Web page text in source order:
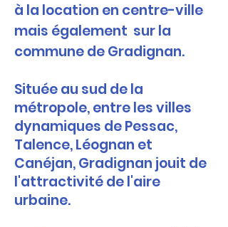
à la location en centre-ville
mais également sur la
commune de Gradignan.
Située au sud de la
métropole, entre les villes
dynamiques de Pessac,
Talence, Léognan et
Canéjan, Gradignan jouit de
l'attractivité de l'aire
urbaine.